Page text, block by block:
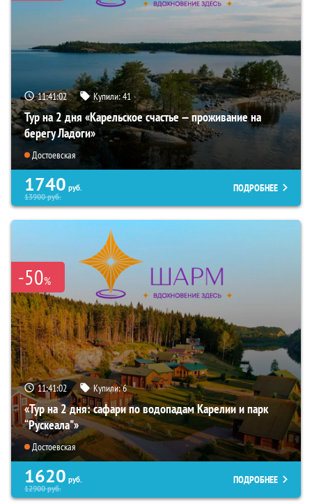
11:41:00 Купили:41
Тур на 2 дня «Карельское счастье — проживание на
берегу Ладоги»
Достоевская
1740 руб.
13900руб.
ПОДРОБНЕЕ
-50%
11:41:00 Купили:6
«Тур на 2 дня: сафари по водопадам Карелии и парк
“Рускеала"»
Достоевская
1620 руб.
12900руб.
ПОДРОБНЕЕ